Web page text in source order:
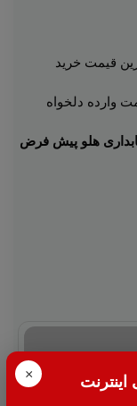
×
قیمت خرید
وارده دلخواه
هلو پیش فرض